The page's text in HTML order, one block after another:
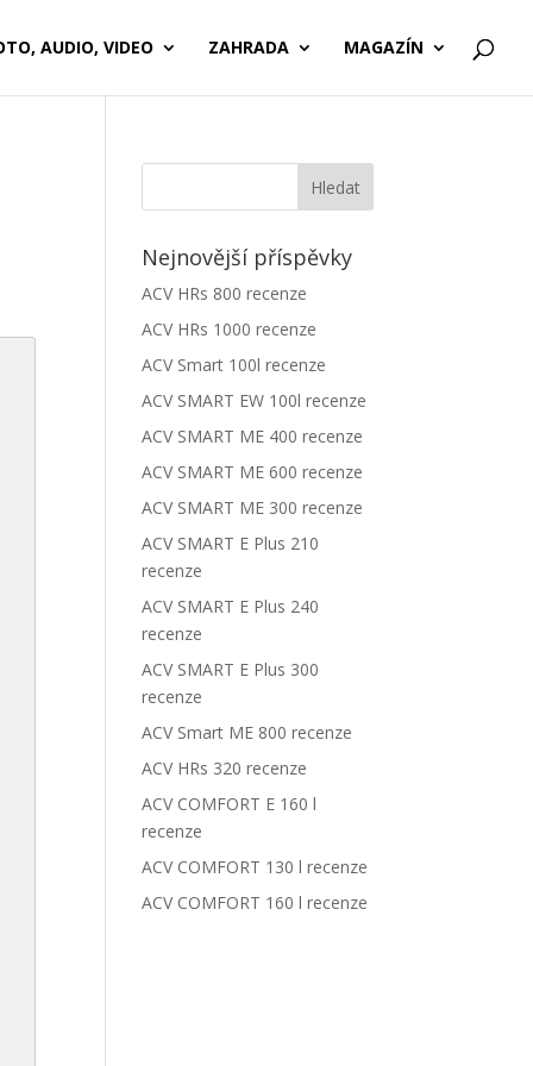
AUDIO, VIDEO ZAHRADA MAGAZÍN
Nejnovější příspěvky
ACV HRs 800 recenze
ACV HRs 1000 recenze
ACV Smart 100l recenze
ACV SMART EW 100l recenze
ACV SMART ME 400 recenze
ACV SMART ME 600 recenze
ACV SMART ME 300 recenze
ACV SMART E Plus 210
recenze
ACV SMART E Plus 240
recenze
ACV SMART E Plus 300
recenze
ACV Smart ME 800 recenze
ACV HRs 320 recenze
ACV COMFORT E 160 l
recenze
ACV COMFORT 130 l recenze
ACV COMFORT 160 l recenze